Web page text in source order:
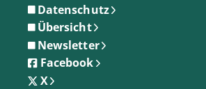
Datenschutz
Übersicht
Newsletter
Facebook
X